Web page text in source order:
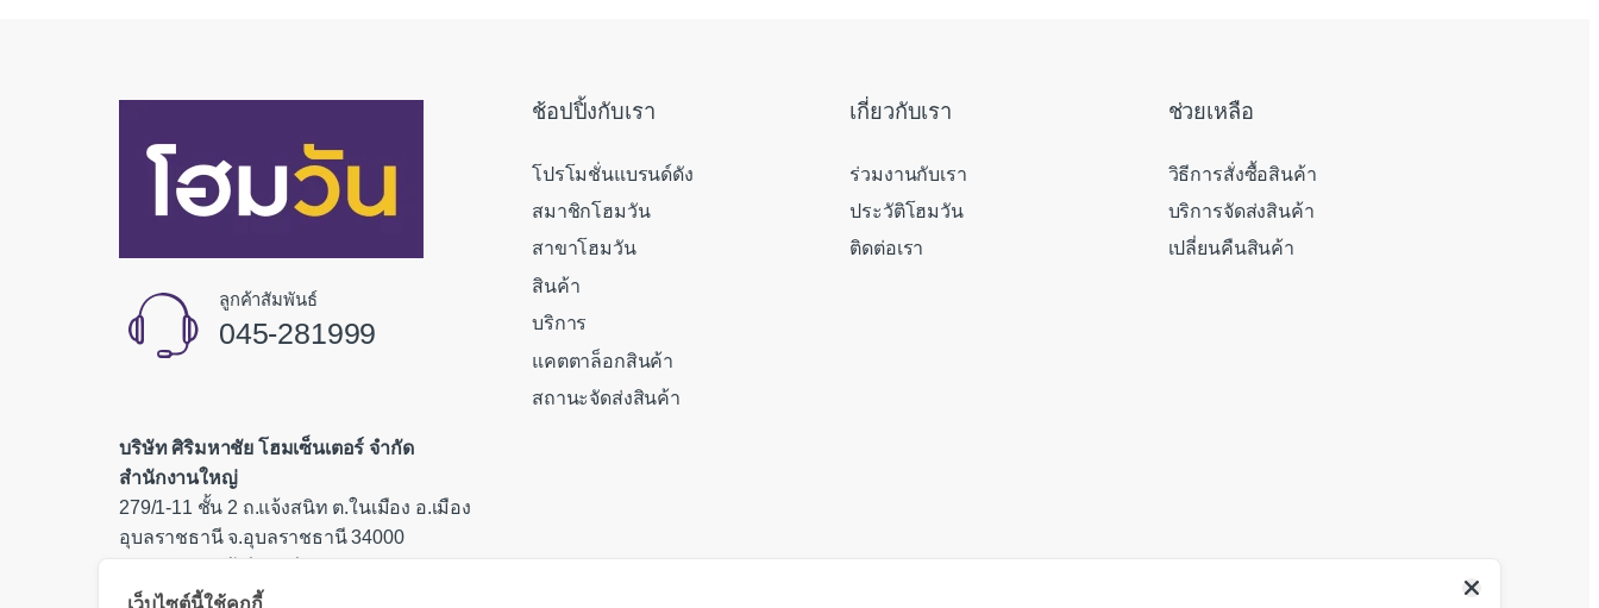
ลูกค้าสัมพันธ์
045-281999
บริษัท ศิริมหาชัย โฮมเซ็นเตอร์ จำกัด
สำนักงานใหญ่
279/1-11 ชั้น 2 ถ.แจ้งสนิท ต.ในเมือง อ.เมือง
อุบลราชธานี จ.อุบลราชธานี 34000
ช้อปปิ้งกับเรา
โปรโมชั่นแบรนด์ดัง
สมาชิกโฮมวัน
สาขาโฮมวัน
สินค้า
บริการ
แคตตาล็อกสินค้า
สถานะจัดส่งสินค้า
เกี่ยวกับเรา
ร่วมงานกับเรา
ประวัติโฮมวัน
ติดต่อเรา
ช่วยเหลือ
วิธีการสั่งซื้อสินค้า
บริการจัดส่งสินค้า
เปลี่ยนคืนสินค้า
เว็บไซต์นี้ใช้คุกกี้